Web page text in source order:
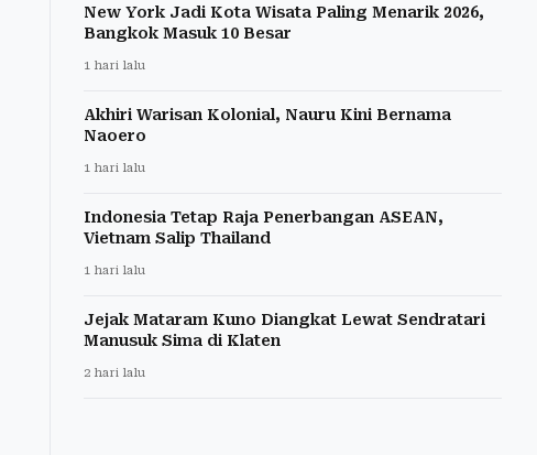
New York Jadi Kota Wisata Paling Menarik 2026,
Bangkok Masuk 10 Besar
1 hari lalu
Akhiri Warisan Kolonial, Nauru Kini Bernama
Naoero
1 hari lalu
Indonesia Tetap Raja Penerbangan ASEAN,
Vietnam Salip Thailand
1 hari lalu
Jejak Mataram Kuno Diangkat Lewat Sendratari
Manusuk Sima di Klaten
2 hari lalu